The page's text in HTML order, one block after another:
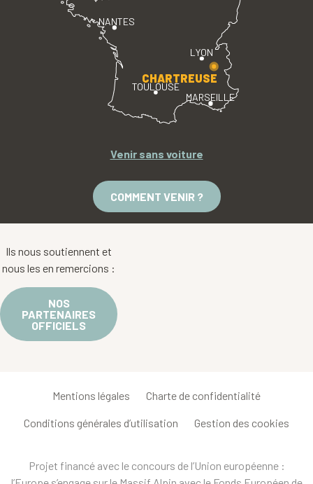
LYON
TOULOUSE
MARSEILLE
NANTES
CHARTREUSE
Venir sans voiture
COMMENT VENIR ?
Ils nous soutiennent et
nous les en remercions :
NOS
PARTENAIRES
OFFICIELS
Mentions légales Charte de confidentialité
Conditions générales d’utilisation Gestion des cookies
Projet financé avec le concours de l’Union européenne :